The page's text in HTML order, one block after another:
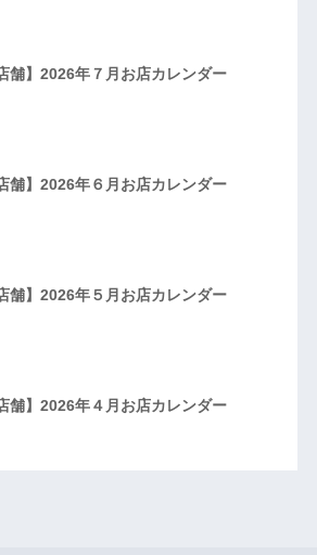
舗】2026年７月お店カレンダー
舗】2026年６月お店カレンダー
舗】2026年５月お店カレンダー
舗】2026年４月お店カレンダー